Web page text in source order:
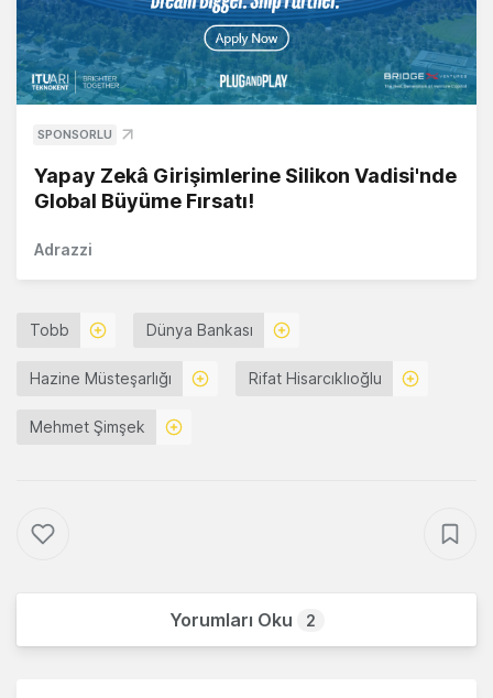
SPONSORLU
Yapay Zekâ Girişimlerine Silikon Vadisi'nde
Global Büyüme Fırsatı!
Adrazzi
Tobb Dünya Bankası
Hazine Müsteşarlığı Rifat Hisarcıklıoğlu
Mehmet Şimşek
Yorumları Oku 2